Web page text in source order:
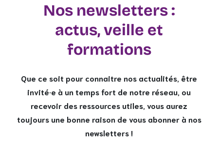
Nos newsletters :
actus, veille et
formations
Que ce soit pour connaitre nos actualités, être
invité·e à un temps fort de notre réseau, ou
recevoir des ressources utiles, vous aurez
toujours une bonne raison de vous abonner à nos
newsletters !